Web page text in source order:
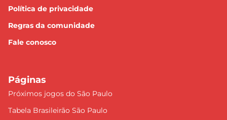
Política de privacidade
Regras da comunidade
Fale conosco
Páginas
Próximos jogos do São Paulo
Tabela Brasileirão São Paulo